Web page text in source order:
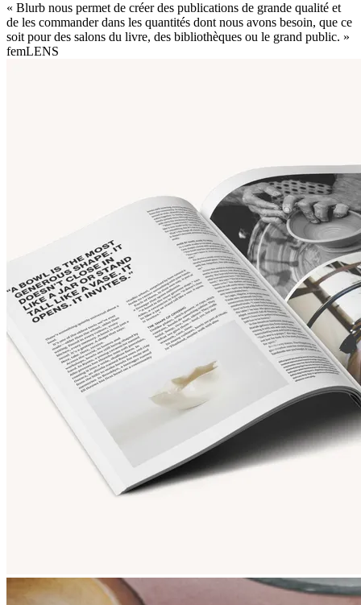
« Blurb nous permet de créer des publications de grande qualité et
de les commander dans les quantités dont nous avons besoin, que ce
soit pour des salons du livre, des bibliothèques ou le grand public. »
femLENS